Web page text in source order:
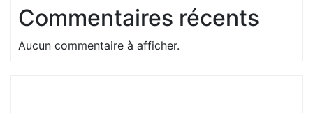
Commentaires récents
Aucun commentaire à afficher.